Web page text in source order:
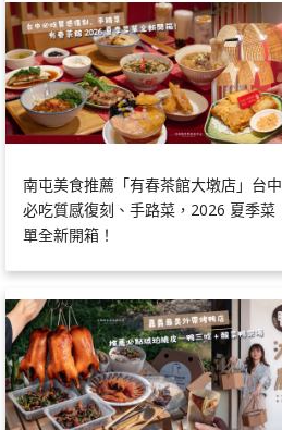
南屯美食推薦「有春茶館大墩店」台中
必吃質感復刻、手路菜，2026 夏季菜
單全新開箱！